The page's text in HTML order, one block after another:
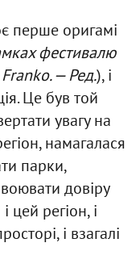
перше оригамі
фестивалю
— Ред.), і
Це був той
увагу на
намагалася
парки,
довіру
цей регіон, і
і взагалі